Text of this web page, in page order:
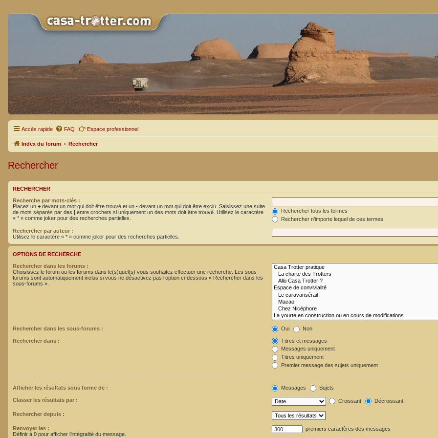
Accès rapide FAQ Espace professionnel
Index du forum Rechercher
Rechercher
RECHERCHER
Recherche par mots-clés :
Placez un + devant un mot qui doit être trouvé et un - devant un mot qui doit être exclu. Saisissez une suite
de mots séparés par des | entre crochets si uniquement un des mots doit être trouvé. Utilisez le caractère
« * » comme joker pour des recherches partielles.
Rechercher tous les termes
Rechercher n’importe lequel de ces termes
Rechercher par auteur :
Utilisez le caractère « * » comme joker pour des recherches partielles.
OPTIONS DE RECHERCHE
Rechercher dans les forums :
Choisissez le forum ou les forums dans le(s)quel(s) vous souhaitez effectuer une recherche. Les sous-
forums sont automatiquement inclus si vous ne désactivez pas l’option ci-dessous « Rechercher dans les
sous-forums ».
Rechercher dans les sous-forums : Oui Non
Rechercher dans :
Titres et messages
Messages uniquement
Titres uniquement
Premier message des sujets uniquement
Afficher les résultats sous forme de : Messages Sujets
Classer les résultats par : Croissant Décroissant
Rechercher depuis :
Renvoyer les :
Définir à 0 pour afficher l’intégralité du message.
premiers caractères des messages